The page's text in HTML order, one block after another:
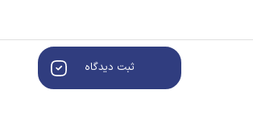
ثبت دیدگاه